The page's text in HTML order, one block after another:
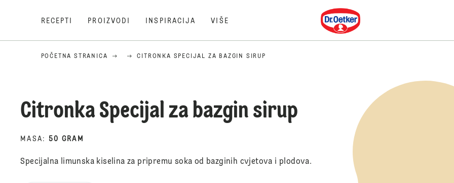
RECEPTI PROIZVODI INSPIRACIJA VIŠE
Dr. Oetker
POČETNA STRANICA CITRONKA SPECIJAL ZA BAZGIN SIRUP
Citronka Specijal za bazgin sirup
MASA : 50 GRAM
Specijalna limunska kiselina za pripremu soka od bazginih cvjetova i plodova.